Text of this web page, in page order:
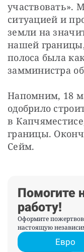
участвовать».
ситуацией и
земли на
нашей
полоса была
замминистра
Напомним, 18
одобрило
в
границы.
Сейм.
Помогите
работу!
Оформите
настоящую
Евро